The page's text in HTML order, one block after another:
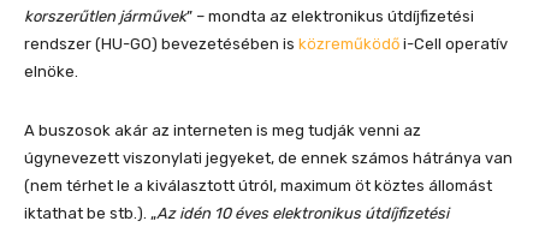
korszerűtlen járművek” – mondta az elektronikus útdíjfizetési
rendszer (HU-GO) bevezetésében is közreműködő i-Cell operatív
elnöke.
A buszosok akár az interneten is meg tudják venni az
úgynevezett viszonylati jegyeket, de ennek számos hátránya van
(nem térhet le a kiválasztott útról, maximum öt köztes állomást
iktathat be stb.). „Az idén 10 éves elektronikus útdíjfizetési